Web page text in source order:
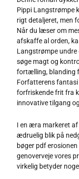
Pippi Langstrømpe
rigt detaljeret, men
Når du læser om
afskaffe al orden,
Langstrømpe undre
søge magt og
fortælling, blanding
Forfatterens
forfriskende frit fra
innovative tilgang
I en æra markeret af
ædruelig blik på
bøger pdf
genoverveje vores
virkelig betyder